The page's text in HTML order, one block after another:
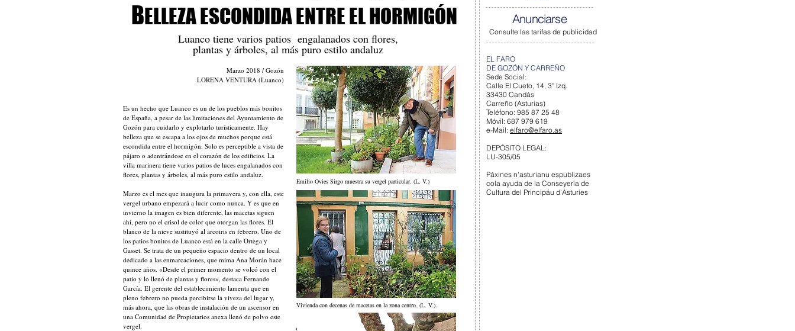
BELLEZA ESCONDIDA ENTRE EL HORMIGÓN
Luanco tiene varios patios engalanados con flores,
plantas y árboles, al más puro estilo andaluz
Marzo 2018 / Gozón
LORENA VENTURA (Luanco)
Es un hecho que Luanco es un de los pueblos más bonitos
de España, a pesar de las limitaciones del Ayuntamiento de
Gozón para cuidarlo y explotarlo turísticamente. Hay
belleza que se escapa a los ojos de muchos porque está
escondida entre el hormigón. Solo es perceptible a vista de
pájaro o adentrándose en el corazón de los edificios. La
villa marinera tiene varios patios de luces engalanados con
flores, plantas y árboles, al más puro estilo andaluz.
Marzo es el mes que inaugura la primavera y, con ella, este
vergel urbano empezará a lucir como nunca. Y es que en
invierno la imagen es bien diferente, las macetas siguen
ahí, pero no el crisol de color que otorgan las flores. El
blanco de la nieve sustituyó al arcoiris en febrero. Uno de
los patios bonitos de Luanco está en la calle Ortega y
Gasset. Se trata de un pequeño espacio dentro de un local
dedicado a las enmarcaciones, que mima Ana Morán hace
quince años. «Desde el primer momento se volcó con el
patio y lo llenó de plantas y flores», destaca Fernando
García. El gerente del establecimiento lamenta que en
pleno febrero no pueda percibirse la viveza del lugar y,
más ahora, que las obras de instalación de un ascensor en
una Comunidad de Propietarios anexa llenó de polvo este
vergel.
Emilio Ovies Sirgo muestra su vergel particular. (L. V.)
Vivienda con decenas de macetas en la zona centro. (L. V.).
Anunciarse
Consulte las tarifas de publicidad
EL FARO
DE GOZÓN Y CARREÑO
Sede Social:
Calle El Cueto, 14, 3º Izq.
33430 Candás
Carreño (Asturias)
Teléfono: 985 87 25 48
Móvil: 687 979 619
e-Mail: elfaro@elfaro.as
DEPÓSITO LEGAL:
LU-305/05
Páxines n'asturianu espublizaes
cola ayuda de la Conseyería de
Cultura del Principáu d'Asturies